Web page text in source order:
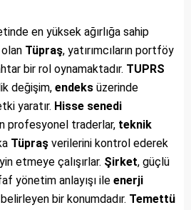
en yüksek ağırlığa sahip
Tüpraş, yatırımcıların portföy
bir rol oynamaktadır. TUPRS
değişim, endeks üzerinde
yaratır. Hisse senedi
profesyonel traderlar, teknik
Tüpraş verilerini kontrol ederek
etmeye çalışırlar. Şirket, güçlü
yönetim anlayışı ile enerji
bir konumdadır. Temettü